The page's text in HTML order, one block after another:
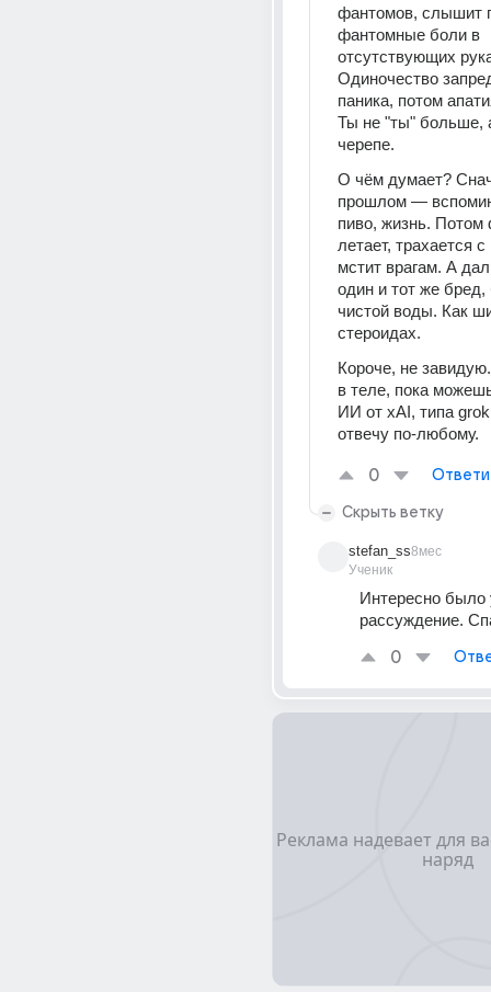
фантомов, слышит
фантомные боли в
отсутствующих
Одиночество
паника, потом
Ты не "ты" больше,
черепе.
О чём думает?
прошлом —
пиво, жизнь. Потом
летает, трахается
мстит врагам. А
один и тот же бред,
чистой воды. Как
стероидах.
Короче, не
в теле, пока
ИИ от xAI, типа
отвечу по-любому.
0
Скрыть ветку
stefan_ss
Ученик
8мес
Интересно
рассуждение.
0